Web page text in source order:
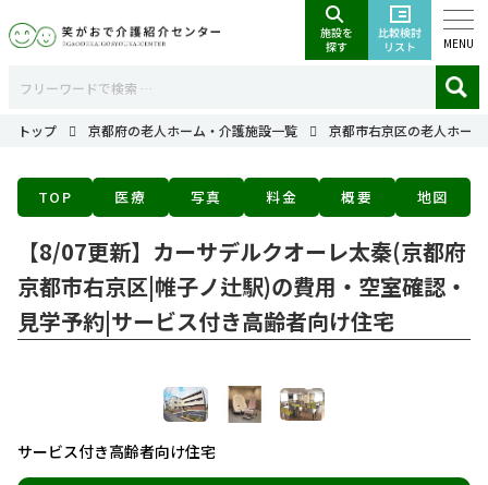
MENU
トップ 京都府の老人ホーム・介護施設一覧 京都市右京区の老人ホー
TOP 医療 写真 料金 概要 地図
【8/07更新】カーサデルクオーレ太秦(京都府
京都市右京区|帷子ノ辻駅)の費用・空室確認・
見学予約|サービス付き高齢者向け住宅
サービス付き高齢者向け住宅